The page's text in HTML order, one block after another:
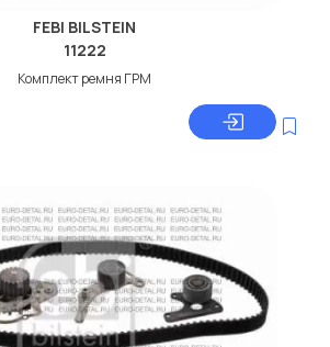
FEBI BILSTEIN
11222
Комплект ремня ГРМ